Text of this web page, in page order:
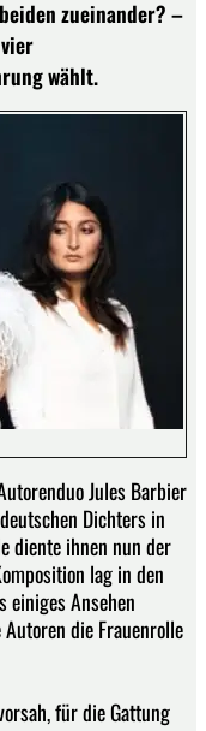
zueinander? –
wählt.
Jules Barbier
Dichters in
diente ihnen nun der
lag in den
einiges Ansehen
die Frauenrolle
für die Gattung